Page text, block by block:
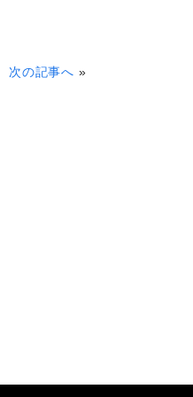
次の記事へ »